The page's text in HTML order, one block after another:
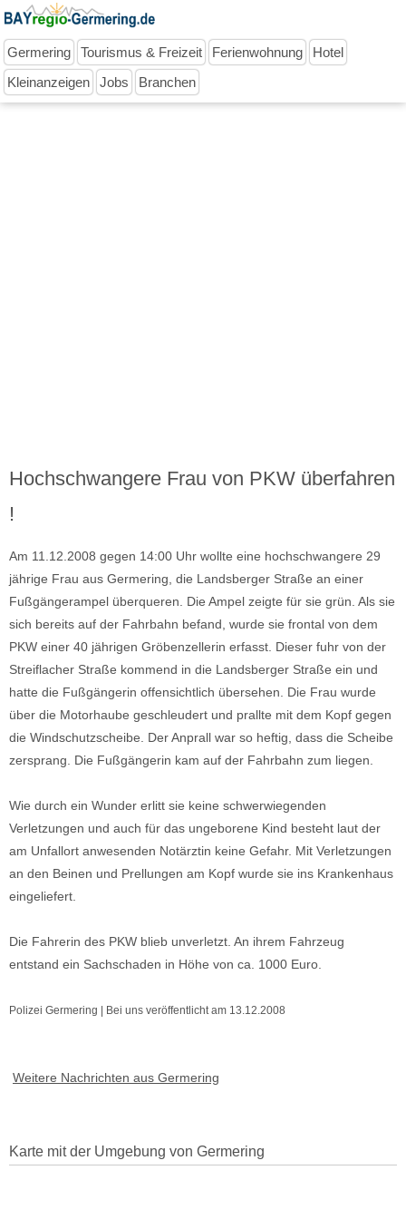
Germering Tourismus & Freizeit Ferienwohnung
Hotel
Kleinanzeigen
Jobs Branchen
Hochschwangere Frau von PKW überfahren
!
Am 11.12.2008 gegen 14:00 Uhr wollte eine hochschwangere 29
jährige Frau aus Germering, die Landsberger Straße an einer
Fußgängerampel überqueren. Die Ampel zeigte für sie grün. Als sie
sich bereits auf der Fahrbahn befand, wurde sie frontal von dem
PKW einer 40 jährigen Gröbenzellerin erfasst. Dieser fuhr von der
Streiflacher Straße kommend in die Landsberger Straße ein und
hatte die Fußgängerin offensichtlich übersehen. Die Frau wurde
über die Motorhaube geschleudert und prallte mit dem Kopf gegen
die Windschutzscheibe. Der Anprall war so heftig, dass die Scheibe
zersprang. Die Fußgängerin kam auf der Fahrbahn zum liegen.
Wie durch ein Wunder erlitt sie keine schwerwiegenden
Verletzungen und auch für das ungeborene Kind besteht laut der
am Unfallort anwesenden Notärztin keine Gefahr. Mit Verletzungen
an den Beinen und Prellungen am Kopf wurde sie ins Krankenhaus
eingeliefert.
Die Fahrerin des PKW blieb unverletzt. An ihrem Fahrzeug
entstand ein Sachschaden in Höhe von ca. 1000 Euro.
Polizei Germering | Bei uns veröffentlicht am 13.12.2008
Weitere Nachrichten aus Germering
Karte mit der Umgebung von Germering